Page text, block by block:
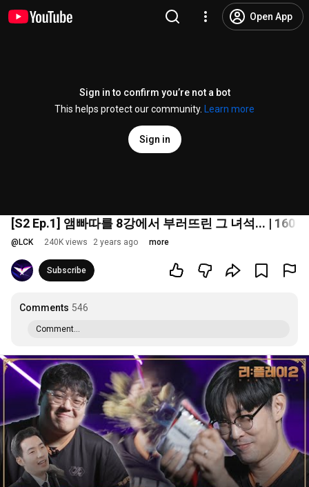
Open App
Sign in to confirm you’re not a bot
This helps protect our community.
Learn more
Sign in
[S2 Ep.1] 앰빠따를 8강에서 부러뜨린 그 녀석... | 160
@ LCK 240K views 2 years ago more
Subscribe
Comments 546
Comment...